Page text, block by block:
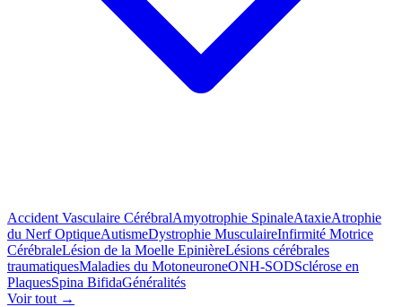
Accident Vasculaire CérébralAmyotrophie SpinaleAtaxieAtrophie
du Nerf OptiqueAutismeDystrophie MusculaireInfirmité Motrice
CérébraleLésion de la Moelle EpinièreLésions cérébrales
traumatiquesMaladies du MotoneuroneONH-SODSclérose en
PlaquesSpina BifidaGénéralités
Voir tout →